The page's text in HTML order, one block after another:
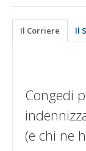
Il Corriere Il
Congedi
(e chi ne